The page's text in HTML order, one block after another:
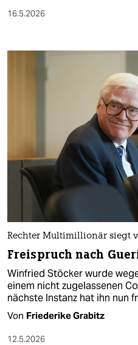
16.5.2026
Rechter Multimillionär siegt
Freispruch nach
Winfried Stöcker wurde
einem nicht zugelassenen
nächste Instanz hat ihn nun
Von Friederike Grabitz
12.5.2026